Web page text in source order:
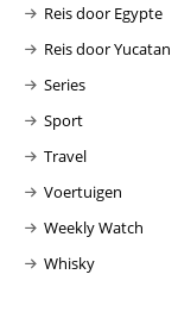
Reis door Egypte
Reis door Yucatan
Series
Sport
Travel
Voertuigen
Weekly Watch
Whisky